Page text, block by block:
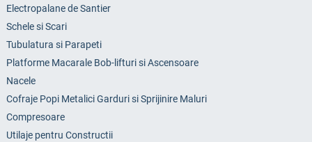
Electropalane de Santier
Schele si Scari
Tubulatura si Parapeti
Platforme Macarale Bob-lifturi si Ascensoare
Nacele
Cofraje Popi Metalici Garduri si Sprijinire Maluri
Compresoare
Utilaje pentru Constructii